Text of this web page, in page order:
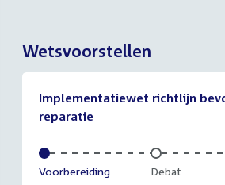
Wetsvoorstellen
Implementatiewet richtlijn
reparatie
Voltooid:
Voorbereiding Onvoltooid:
Debat